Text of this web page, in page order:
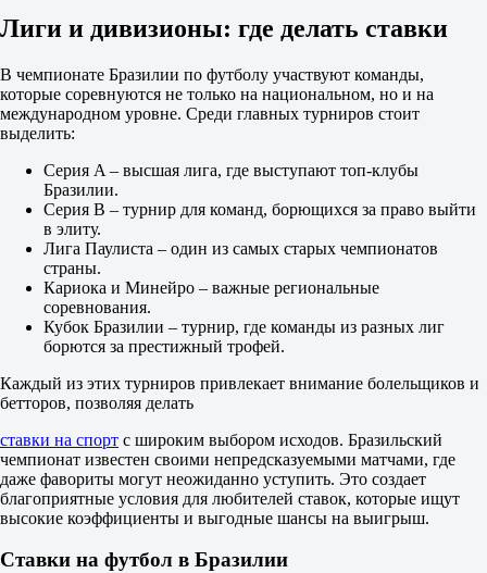
1X
X2
1.48
1.35
1.40
Фора
Тотал
1.63
Обе забьют
1.92
Нет
1.82
ИТ 1
Б
0.5
Лиги и дивизионы: где делать ставки
В чемпионате Бразилии по футболу участвуют команды,
которые соревнуются не только на национальном, но и на
международном уровне. Среди главных турниров стоит
выделить:
Серия A – высшая лига, где выступают топ-клубы
Бразилии.
Серия B – турнир для команд, борющихся за право выйти
в элиту.
Лига Паулиста – один из самых старых чемпионатов
страны.
Кариока и Минейро – важные региональные
соревнования.
Кубок Бразилии – турнир, где команды из разных лиг
борются за престижный трофей.
Каждый из этих турниров привлекает внимание болельщиков и
бетторов, позволяя делать
ставки на спорт с широким выбором исходов. Бразильский
чемпионат известен своими непредсказуемыми матчами, где
даже фавориты могут неожиданно уступить. Это создает
благоприятные условия для любителей ставок, которые ищут
высокие коэффициенты и выгодные шансы на выигрыш.
Ставки на футбол в Бразилии